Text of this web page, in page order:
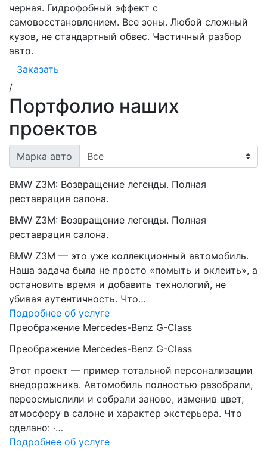
черная. Гидрофобный эффект с
самовосстановлением. Все зоны. Любой сложный
кузов, не стандартный обвес. Частичный разбор
авто.
Заказать
/
Портфолио наших
проектов
Марка авто
BMW Z3M: Возвращение легенды. Полная
реставрация салона.
BMW Z3M: Возвращение легенды. Полная
реставрация салона.
BMW Z3M — это уже коллекционный автомобиль.
Наша задача была не просто «помыть и оклеить», а
остановить время и добавить технологий, не
убивая аутентичность. Что…
Подробнее об услуге
Преображение Mercedes-Benz G-Class
Преображение Mercedes-Benz G-Class
Этот проект — пример тотальной персонализации
внедорожника. Автомобиль полностью разобрали,
переосмыслили и собрали заново, изменив цвет,
атмосферу в салоне и характер экстерьера. Что
сделано: ·…
Подробнее об услуге